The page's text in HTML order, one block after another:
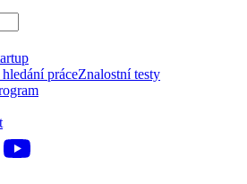
práceZnalostní testy